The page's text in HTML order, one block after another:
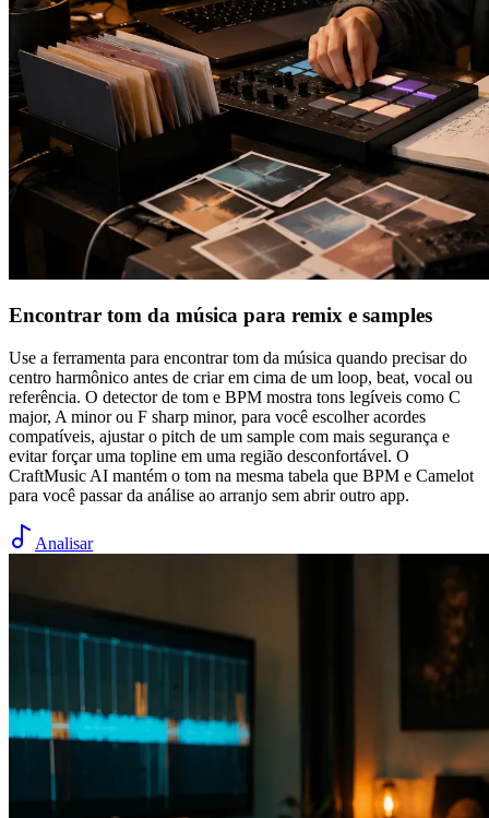
Encontrar tom da música para remix e samples
Use a ferramenta para encontrar tom da música quando precisar do
centro harmônico antes de criar em cima de um loop, beat, vocal ou
referência. O detector de tom e BPM mostra tons legíveis como C
major, A minor ou F sharp minor, para você escolher acordes
compatíveis, ajustar o pitch de um sample com mais segurança e
evitar forçar uma topline em uma região desconfortável. O
CraftMusic AI mantém o tom na mesma tabela que BPM e Camelot
para você passar da análise ao arranjo sem abrir outro app.
Analisar